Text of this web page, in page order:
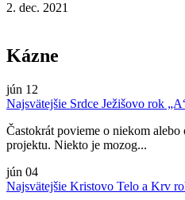
2. dec. 2021
Kázne
jún 12
Najsvätejšie Srdce Ježišovo rok
Častokrát povieme o niekom alebo
projektu. Niekto je mozog...
jún 04
Najsvätejšie Kristovo Telo a Krv